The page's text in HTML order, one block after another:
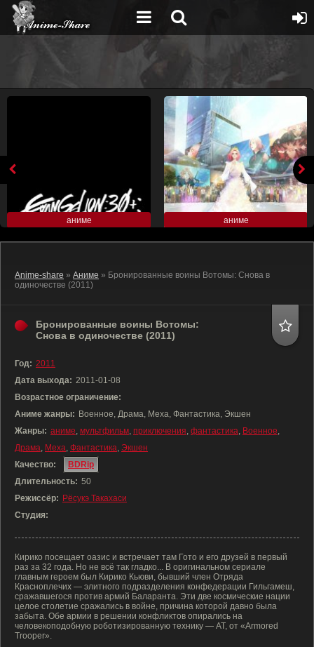
аниме аниме
Anime-share » Аниме » Бронированные воины Вотомы: Снова в
одиночестве (2011)
Бронированные воины Вотомы:
Снова в одиночестве (2011)
Год: 2011
Дата выхода: 2011-01-08
Возрастное ограничение:
Аниме жанры: Военное, Драма, Меха, Фантастика, Экшен
Жанры: аниме, мультфильм, приключения, фантастика, Военное,
Драма, Меха, Фантастика, Экшен
Качество:
BDRip
Длительность: 50
Режиссёр: Рёсукэ Такахаси
Студия:
Кирико посещает оазис и встречает там Гото и его друзей в первый
раз за 32 года. Но не всё так гладко... В оригинальном сериале
главным героем был Кирико Кьюви, бывший член Отряда
Красноплечих — элитного подразделения конфедерации Гильгамеш,
сражавшегося против армий Баларанта. Эти две космические нации
целое столетие сражались в войне, причина которой давно была
забыта. Обе армии в решении конфликтов опирались на
человекоподобную роботизированную технику — AT, от «Armored
Trooper».